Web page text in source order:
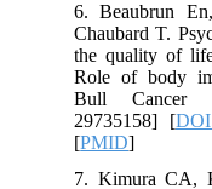
6. Beaubrun
Chaubard T.
the quality of
Role of body
Bull Cancer
29735158] [
[PMID
7. Kimura